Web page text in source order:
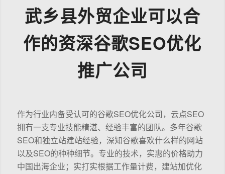
武乡县外贸企业可以合
作的资深谷歌SEO优化
推广公司
作为行业内备受认可的谷歌SEO优化公司，云点SEO
拥有一支专业技能精湛、经验丰富的团队。多年谷歌
SEO和独立站建站经验，深知谷歌喜欢什么样的网站
以及SEO的种种细节。专业的技术，实惠的价格助力
中国出海企业；实打实根据工作量计费，建站加优化